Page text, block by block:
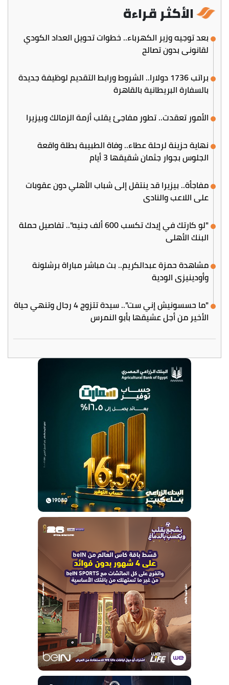
الأكثر قراءة
بعد توجيه وزير الكهرباء.. خطوات تحويل العداد الكودي
لقانوني بدون تصالح
براتب 1736 دولارا.. الشروط ورابط التقديم لوظيفة جديدة
بالسفارة البريطانية بالقاهرة
الأمور تعقدت.. تطور مفاجئ يقلب أزمة الزمالك وبيزيرا
نهاية حزينة لرحلة عطاء.. وفاة الطبيبة بطلة واقعة
الجلوس بجوار جثمان شقيقها 3 أيام
مفاجأة.. بيزيرا قد ينتقل إلى شباب الأهلي دون عقوبات
على اللاعب والنادي
"لو كارتك في إيدك تكسب 600 ألف جنيه".. تفاصيل حملة
البنك الأهلي
مشاهدة حمزة عبدالكريم.. بث مباشر مباراة برشلونة
وأودينيزي الودية
"ما حسسونيش إني ست".. سيدة تتزوج 4 رجال وتنهي حياة
الأخير من أجل عشيقها بأبو النمرس